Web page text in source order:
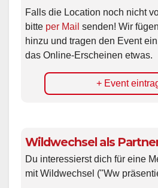
Falls die Location noch nicht
bitte per Mail senden! Wir
hinzu und tragen den Event
das Online-Erscheinen etwas.
+ Event
Wildwechsel als
Du interessierst dich für eine
mit Wildwechsel ("Ww